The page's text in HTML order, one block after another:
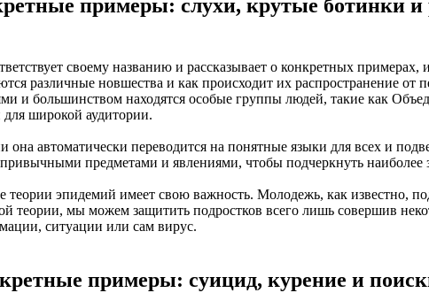
примеры: слухи, крутые ботинки и
своему названию и рассказывает о конкретных
различные новшества и как происходит их распространение
и большинством находятся особые группы людей, такие как
широкой аудитории.
она автоматически переводится на понятные языки для всех и
привычными предметами и явлениями, чтобы подчеркнуть наиболее
теории эпидемий имеет свою важность. Молодежь, как известно,
теории, мы можем защитить подростков всего лишь совершив
ситуации или сам вирус.
примеры: суицид, курение и